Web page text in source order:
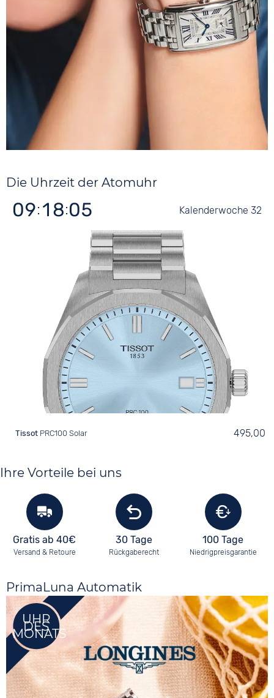
Die Uhrzeit der Atomuhr
09:18:05 32
Tissot PRC100 Solar 495,00
Ihre Vorteile bei uns
Gratis ab 40€
Versand & Retoure
30 Tage
Rückgaberecht
100 Tage
Niedrigpreisgarantie
PrimaLuna Automatik
UHR
DES
MONATS